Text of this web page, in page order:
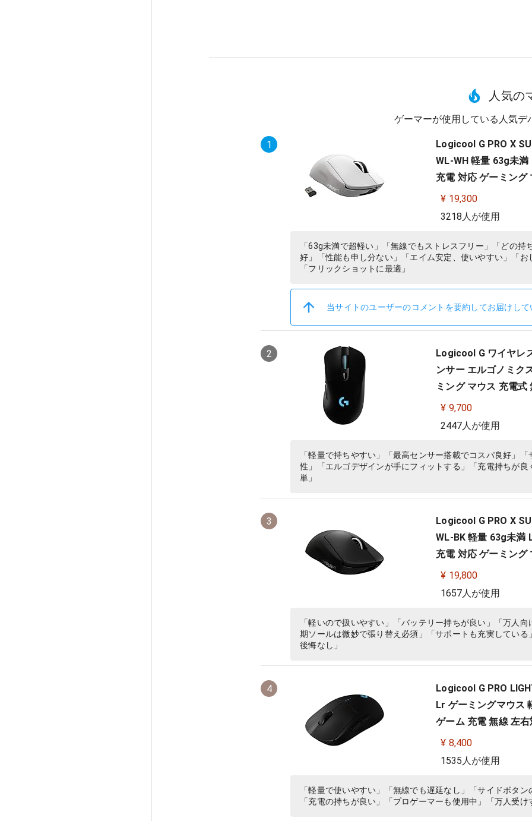
人気の
ゲーマーが使用している人気デ
1
Logicool G PRO X
WL-WH 軽量 63g未満
充電 対応 ゲーミン
¥ 19,300
3218人が使用
「63g未満で超軽い」「無線でもストレスフリー」「どの
好」「性能も申し分ない」「エイム安定、使いやすい」「
「フリックショットに最適」
当サイトのユーザーのコメントを要約してお届けして
2
Logicool G ワイヤレ
ンサー エルゴノミク
ミング マウス 充電
ファイナルファンタ
¥ 9,700
2447人が使用
「軽量で持ちやすい」「最高センサー搭載でコスパ良好」
性」「エルゴデザインが手にフィットする」「充電持ちが
単」
3
Logicool G PRO X
WL-BK 軽量 63g未満
充電 対応 ゲーミン
¥ 19,800
1657人が使用
「軽いので扱いやすい」「バッテリー持ちが良い」「万人
期ソールは微妙で張り替え必須」「サポートも充実してい
後悔なし」
4
Logicool G PRO
Lr ゲーミングマウス
ゲーム 充電 無線 左
¥ 8,400
1535人が使用
「軽量で使いやすい」「無線でも遅延なし」「サイドボタ
「充電の持ちが良い」「プロゲーマーも使用中」「万人受